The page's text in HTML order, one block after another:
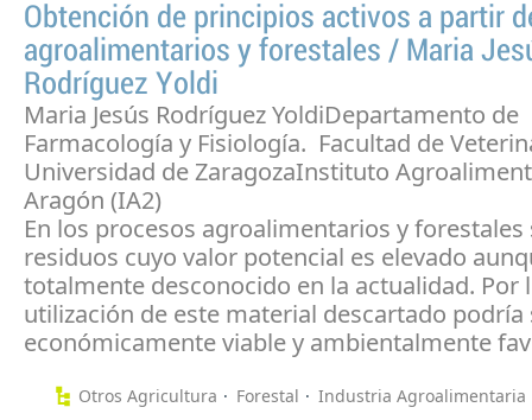
Obtención de principios activos a partir
agroalimentarios y forestales / Maria
Rodríguez Yoldi
Maria Jesús Rodríguez YoldiDepartamento de
Farmacología y Fisiología. Facultad de
Universidad de ZaragozaInstituto
Aragón (IA2)
En los procesos agroalimentarios y forestales
residuos cuyo valor potencial es elevado
totalmente desconocido en la actualidad. Por
utilización de este material descartado podría
económicamente viable y ambientalmente
Otros Agricultura Forestal
Industria Agroalimentaria